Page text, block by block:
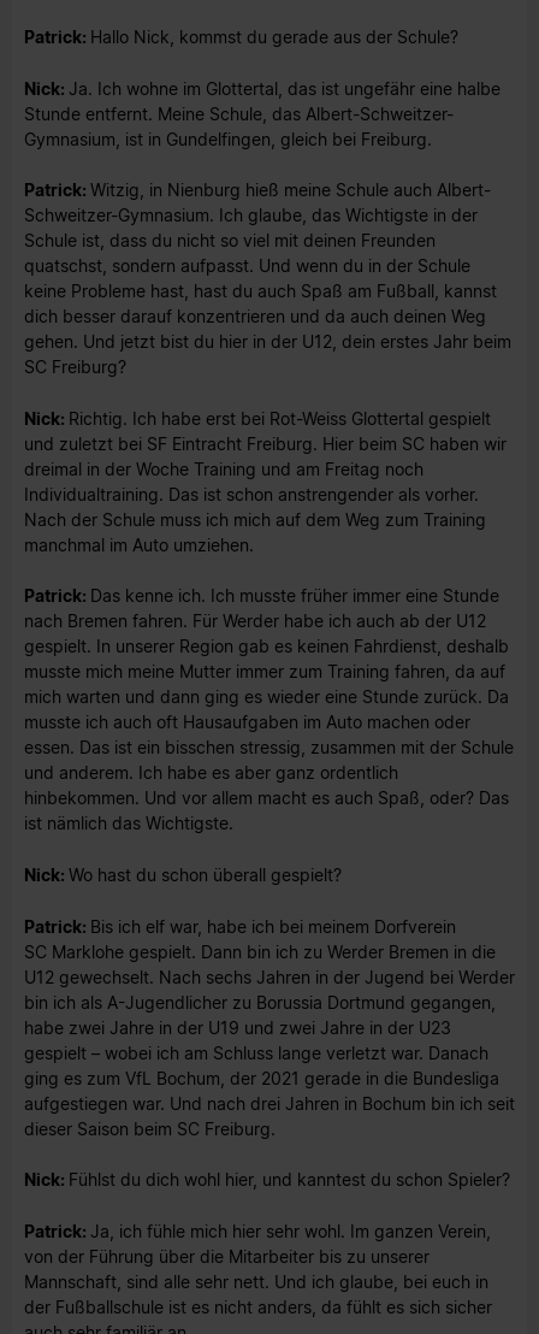
Patrick: Hallo Nick, kommst du gerade aus der Schule?
Nick: Ja. Ich wohne im Glottertal, das ist ungefähr eine halbe
Stunde entfernt. Meine Schule, das Albert-Schweitzer-
Gymnasium, ist in Gundelfingen, gleich bei Freiburg.
Patrick: Witzig, in Nienburg hieß meine Schule auch Albert-
Schweitzer-Gymnasium. Ich glaube, das Wichtigste in der
Schule ist, dass du nicht so viel mit deinen Freunden
quatschst, sondern aufpasst. Und wenn du in der Schule
keine Probleme hast, hast du auch Spaß am Fußball, kannst
dich besser darauf konzentrieren und da auch deinen Weg
gehen. Und jetzt bist du hier in der U12, dein erstes Jahr beim
SC Freiburg?
Nick: Richtig. Ich habe erst bei Rot-Weiss Glottertal gespielt
und zuletzt bei SF Eintracht Freiburg. Hier beim SC haben wir
dreimal in der Woche Training und am Freitag noch
Individualtraining. Das ist schon anstrengender als vorher.
Nach der Schule muss ich mich auf dem Weg zum Training
manchmal im Auto umziehen.
Patrick: Das kenne ich. Ich musste früher immer eine Stunde
nach Bremen fahren. Für Werder habe ich auch ab der U12
gespielt. In unserer Region gab es keinen Fahrdienst, deshalb
musste mich meine Mutter immer zum Training fahren, da auf
mich warten und dann ging es wieder eine Stunde zurück. Da
musste ich auch oft Hausaufgaben im Auto machen oder
essen. Das ist ein bisschen stressig, zusammen mit der Schule
und anderem. Ich habe es aber ganz ordentlich
hinbekommen. Und vor allem macht es auch Spaß, oder? Das
ist nämlich das Wichtigste.
Nick: Wo hast du schon überall gespielt?
Patrick: Bis ich elf war, habe ich bei meinem Dorfverein
SC Marklohe gespielt. Dann bin ich zu Werder Bremen in die
U12 gewechselt. Nach sechs Jahren in der Jugend bei Werder
bin ich als A-Jugendlicher zu Borussia Dortmund gegangen,
habe zwei Jahre in der U19 und zwei Jahre in der U23
gespielt – wobei ich am Schluss lange verletzt war. Danach
ging es zum VfL Bochum, der 2021 gerade in die Bundesliga
aufgestiegen war. Und nach drei Jahren in Bochum bin ich seit
dieser Saison beim SC Freiburg.
Nick: Fühlst du dich wohl hier, und kanntest du schon Spieler?
Patrick: Ja, ich fühle mich hier sehr wohl. Im ganzen Verein,
von der Führung über die Mitarbeiter bis zu unserer
Mannschaft, sind alle sehr nett. Und ich glaube, bei euch in
der Fußballschule ist es nicht anders, da fühlt es sich sicher